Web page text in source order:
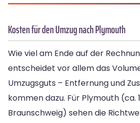
Kosten für den Umzug nach Plymouth
Wie viel am Ende auf der
entscheidet vor allem das
Umzugsguts – Entfernung und
kommen dazu. Für Plymouth (ca.
Braunschweig) sehen die